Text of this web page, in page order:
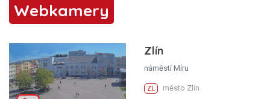
Webkamery
Zlín
náměstí Míru
ZL město Zlín